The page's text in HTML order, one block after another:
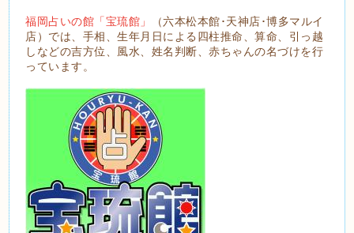
福岡占いの館「宝琉館」
（六本松本館･天神店･博多マルイ
店）では、手相、生年月日による四柱推命、算命、引っ越
しなどの吉方位、風水、姓名判断、赤ちゃんの名づけを行
っています。